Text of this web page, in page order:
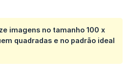
imagens no tamanho 100 x
quadradas e no padrão ideal